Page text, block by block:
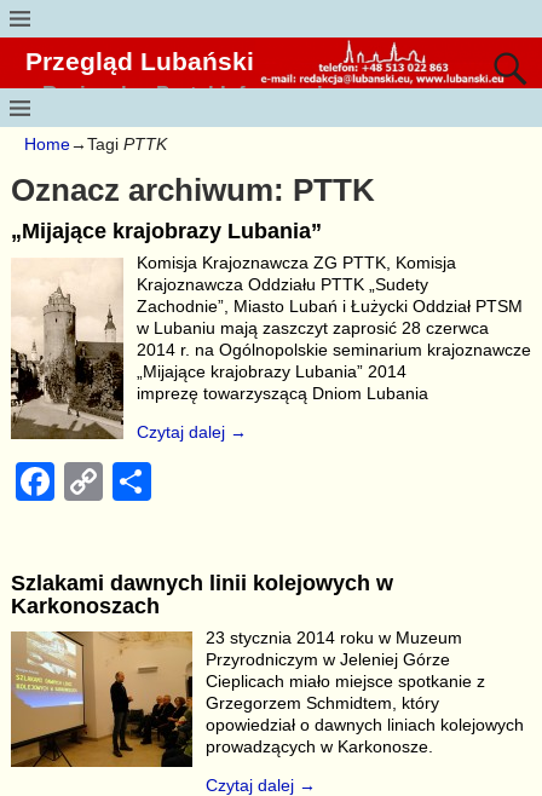
Przegląd Lubański
Regionalny Portal Informacyjny
Home→Tagi PTTK
Oznacz archiwum: PTTK
„Mijające krajobrazy Lubania”
Komisja Krajoznawcza ZG PTTK, Komisja
Krajoznawcza Oddziału PTTK „Sudety
Zachodnie”, Miasto Lubań i Łużycki Oddział PTSM
w Lubaniu mają zaszczyt zaprosić 28 czerwca
2014 r. na Ogólnopolskie seminarium krajoznawcze
„Mijające krajobrazy Lubania” 2014
imprezę towarzyszącą Dniom Lubania
Czytaj dalej →
F
e
b
o
o
k
C
y
Li
n
k
e
Szlakami dawnych linii kolejowych w
Karkonoszach
23 stycznia 2014 roku w Muzeum
Przyrodniczym w Jeleniej Górze
Cieplicach miało miejsce spotkanie z
Grzegorzem Schmidtem, który
opowiedział o dawnych liniach kolejowych
prowadzących w Karkonosze.
Czytaj dalej →